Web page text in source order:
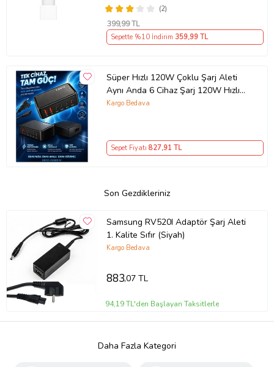
(2)
399,99 TL
Sepette %10 İndirim 359,99 TL
Süper Hızlı 120W Çoklu Şarj Aleti
Aynı Anda 6 Cihaz Şarj 120W Hızlı
Şarj İstasyonu Çoklu USB & Type-C
Kargo Bedava
Sepet Fiyatı 827,91 TL
Son Gezdikleriniz
Samsung RV520I Adaptör Şarj Aleti
1. Kalite Sıfır (Siyah)
Kargo Bedava
883,07 TL
94,19 TL'den Başlayan Taksitlerle
Daha Fazla Kategori